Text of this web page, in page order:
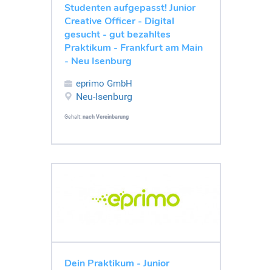
Studenten aufgepasst! Junior
Creative Officer - Digital
gesucht - gut bezahltes
Praktikum - Frankfurt am Main
- Neu Isenburg
eprimo GmbH
Neu-Isenburg
Gehalt: nach Vereinbarung
Dein Praktikum - Junior